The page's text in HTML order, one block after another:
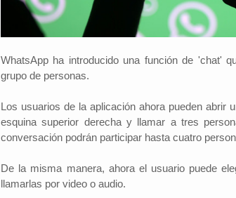
WhatsApp ha introducido una función de 'chat'
grupo de personas.
Los usuarios de la aplicación ahora pueden abrir
esquina superior derecha y llamar a tres
conversación podrán participar hasta cuatro
De la misma manera, ahora el usuario puede
llamarlas por video o audio.